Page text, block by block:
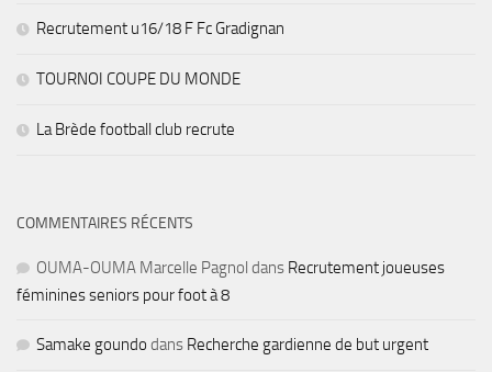
Recrutement u16/18 F Fc Gradignan
TOURNOI COUPE DU MONDE
La Brède football club recrute
COMMENTAIRES RÉCENTS
OUMA-OUMA Marcelle Pagnol dans Recrutement joueuses
féminines seniors pour foot à 8
Samake goundo dans Recherche gardienne de but urgent